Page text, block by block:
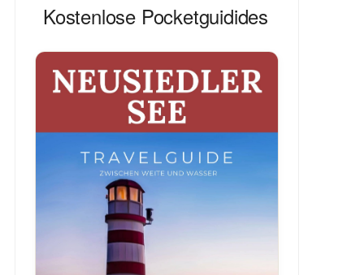
Kostenlose Pocketguidides